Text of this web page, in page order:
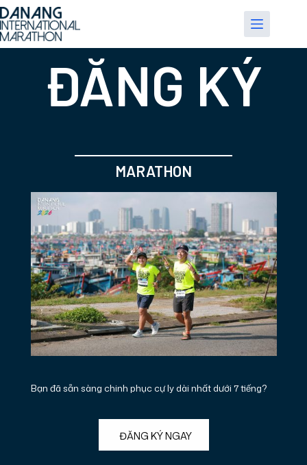
Chuyển
đến
phần
nội
ĐĂNG KÝ
MARATHON
Bạn đã sẵn sàng chinh phục cự ly dài nhất dưới 7 tiếng?
ĐĂNG KÝ NGAY